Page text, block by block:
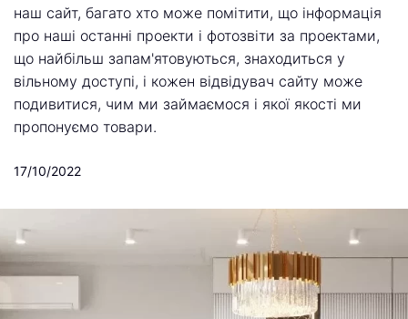
наш сайт, багато хто може помітити, що інформація
про наші останні проекти і фотозвіти за проектами,
що найбільш запам'ятовуються, знаходиться у
вільному доступі, і кожен відвідувач сайту може
подивитися, чим ми займаємося і якої якості ми
пропонуємо товари.
17/10/2022